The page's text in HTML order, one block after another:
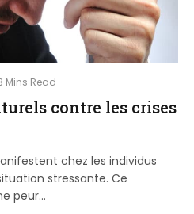
Mins Read
contre les crises
chez les individus
stressante. Ce
peur…